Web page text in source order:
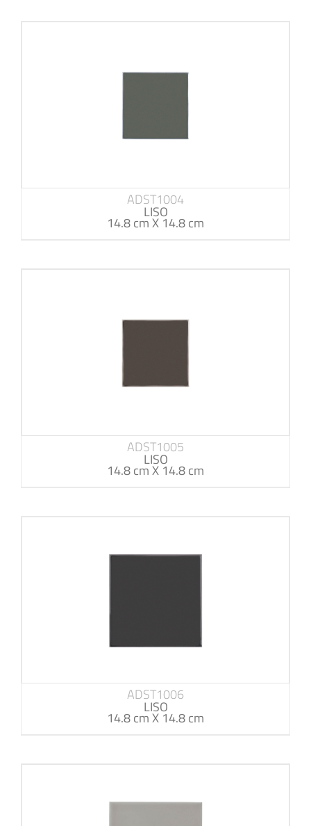
ADST1004
LISO
14.8 cm X 14.8 cm
ADST1005
LISO
14.8 cm X 14.8 cm
ADST1006
LISO
14.8 cm X 14.8 cm